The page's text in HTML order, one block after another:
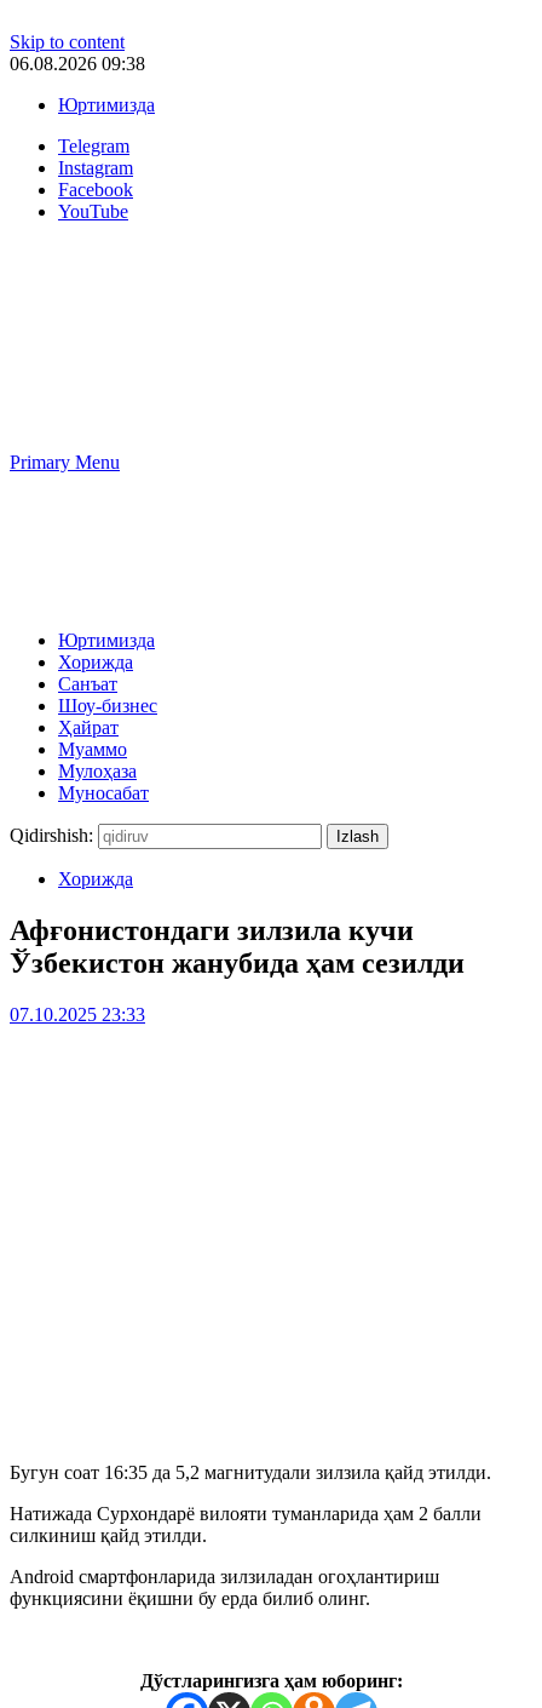
Skip to content
06.08.2026 09:38
Юртимизда
Telegram
Instagram
Facebook
YouTube
Primary Menu
Юртимизда
Хорижда
Санъат
Шоу-бизнес
Ҳайрат
Муаммо
Мулоҳаза
Муносабат
Qidirshish:
Хорижда
Афғонистондаги зилзила кучи
Ўзбекистон жанубида ҳам сезилди
07.10.2025 23:33
Бугун соат 16:35 да 5,2 магнитудали зилзила қайд этилди.
Натижада Сурхондарё вилояти туманларида ҳам 2 балли
силкиниш қайд этилди.
Android смартфонларида зилзиладан огоҳлантириш
функциясини ёқишни бу ерда билиб олинг.
Дўстларингизга ҳам юборинг: